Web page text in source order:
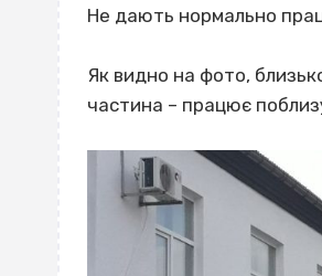
Не дають нормально
Як видно на фото,
частина – працює